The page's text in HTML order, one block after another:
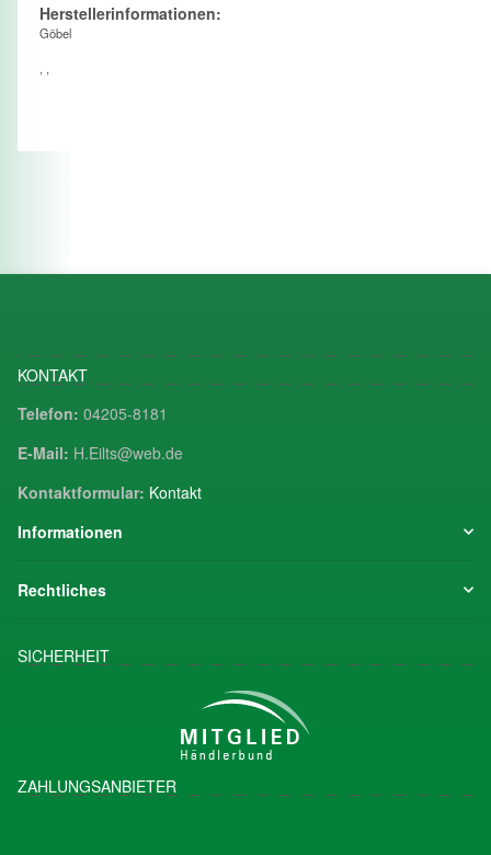
Herstellerinformationen:
Göbel
, ,
KONTAKT
Telefon: 04205-8181
E-Mail: H.Eilts@web.de
Kontaktformular: Kontakt
Informationen
Rechtliches
SICHERHEIT
ZAHLUNGSANBIETER